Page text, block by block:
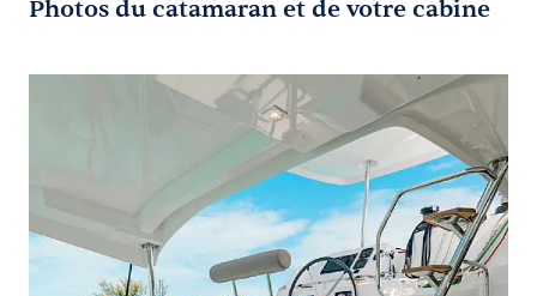
Photos du catamaran et de votre cabine